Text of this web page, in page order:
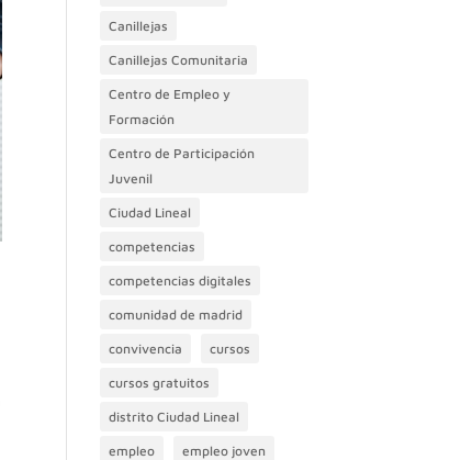
Canillejas
Canillejas Comunitaria
Centro de Empleo y
Formación
Centro de Participación
Juvenil
Ciudad Lineal
competencias
competencias digitales
comunidad de madrid
convivencia cursos
cursos gratuitos
distrito Ciudad Lineal
empleo empleo joven